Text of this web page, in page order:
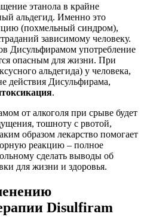
этанола в крайне
альдегид. Именно это
(похмельный синдром),
зависимому человеку.
Дисульфирамом употребление
опасным для жизни. При
альдегида) у человека,
действия Дисульфирама,
.
от алкоголя при срыве будет
тошноту с рвотой,
образом лекарство помогает
реакцию – полное
сделать выводы об
для жизни и здоровья.
Disulfiram